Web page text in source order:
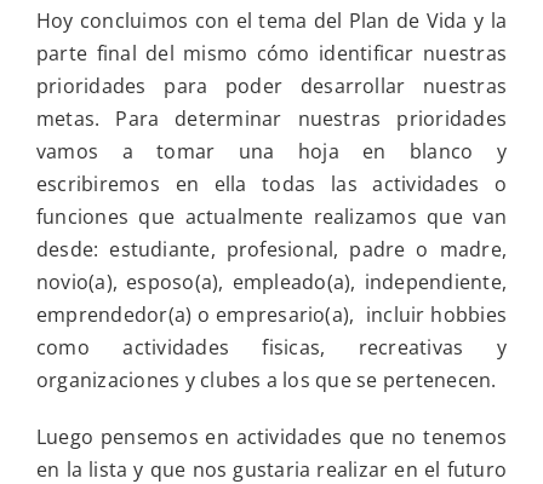
y
plan
de
vida
y
en
la
reflexión
personal
los
jóvenes
son
el
futuro
del
mundo
Hoy concluimos con el tema del Plan de Vida y la
parte final del mismo cómo identificar nuestras
prioridades para poder desarrollar nuestras
metas. Para determinar nuestras prioridades
vamos a tomar una hoja en blanco y
escribiremos en ella todas las actividades o
funciones que actualmente realizamos que van
desde: estudiante, profesional, padre o madre,
novio(a), esposo(a), empleado(a), independiente,
emprendedor(a) o empresario(a), incluir hobbies
como actividades fisicas, recreativas y
organizaciones y clubes a los que se pertenecen.
Luego pensemos en actividades que no tenemos
en la lista y que nos gustaria realizar en el futuro